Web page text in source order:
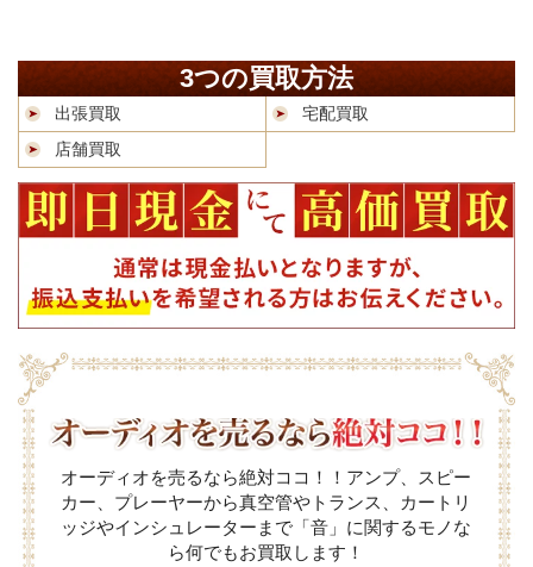
3つの買取方法
出張買取
宅配買取
店舗買取
オーディオを売るなら絶対ココ！！アンプ、スピー
カー、プレーヤーから真空管やトランス、カートリ
ッジやインシュレーターまで「音」に関するモノな
ら何でもお買取します！